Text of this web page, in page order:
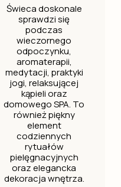
Świeca doskonale
sprawdzi się
podczas
wieczornego
odpoczynku,
aromaterapii,
medytacji, praktyki
jogi, relaksującej
kąpieli oraz
domowego SPA. To
również piękny
element
codziennych
rytuałów
pielęgnacyjnych
oraz elegancka
dekoracja wnętrza.